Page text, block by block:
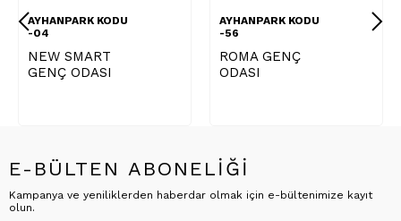
AYHANPARK KODU
-04
NEW SMART
GENÇ ODASI
AYHANPARK KODU
-56
ROMA GENÇ
ODASI
E-BÜLTEN ABONELİĞİ
Kampanya ve yeniliklerden haberdar olmak için e-bültenimize kayıt
olun.